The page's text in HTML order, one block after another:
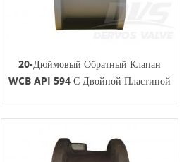
20-Дюймовый Обратный Клапан
WCB API 594 С Двойной Пластиной